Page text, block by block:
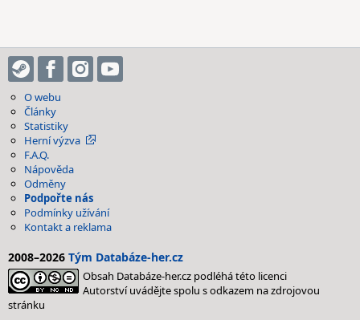
O webu
Články
Statistiky
Herní výzva
F.A.Q.
Nápověda
Odměny
Podpořte nás
Podmínky užívání
Kontakt a reklama
2008–2026 Tým Databáze-her.cz
Obsah Databáze-her.cz podléhá této licenci
Autorství uvádějte spolu s odkazem na zdrojovou
stránku